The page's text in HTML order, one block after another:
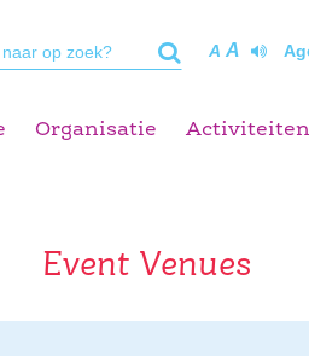
A A
Organisatie
Event Venues